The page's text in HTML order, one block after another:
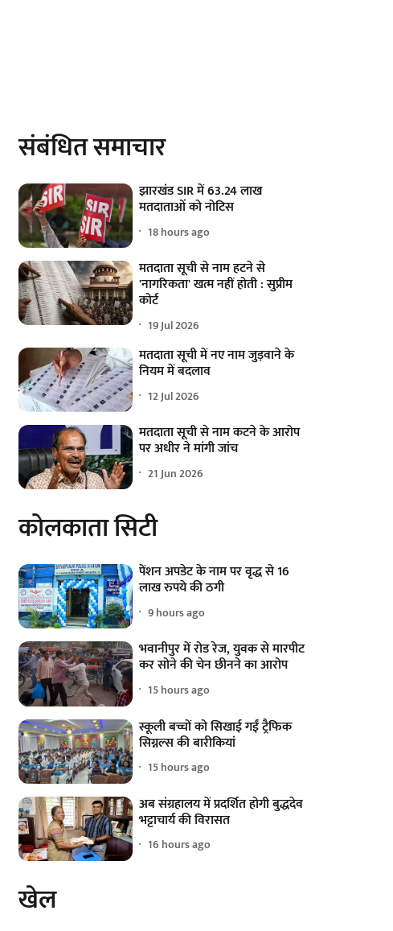
संबंधित समाचार
झारखंड SIR में 63.24 लाख
मतदाताओं को नोटिस
18 hours ago
मतदाता सूची से नाम हटने से
'नागरिकता' खत्म नहीं होती : सुप्रीम
कोर्ट
19 Jul 2026
मतदाता सूची में नए नाम जुड़वाने के
नियम में बदलाव
12 Jul 2026
मतदाता सूची से नाम कटने के आरोप
पर अधीर ने मांगी जांच
21 Jun 2026
कोलकाता सिटी
पेंशन अपडेट के नाम पर वृद्ध से 16
लाख रुपये की ठगी
9 hours ago
भवानीपुर में रोड रेज, युवक से मारपीट
कर सोने की चेन छीनने का आरोप
15 hours ago
स्कूली बच्चों को सिखाई गईं ट्रैफिक
सिग्नल्स की बारीकियां
15 hours ago
अब संग्रहालय में प्रदर्शित होगी बुद्धदेव
भट्टाचार्य की विरासत
16 hours ago
खेल